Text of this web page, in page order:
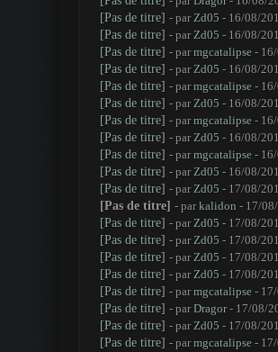
[Pas de titre] - parZd05 - 16/08/
[Pas de titre] - parZd05 - 16/08/
[Pas de titre] - parmgcatalipse- 16/
[Pas de titre] - parZd05 - 16/08/
[Pas de titre] - parmgcatalipse- 16/
[Pas de titre] - parZd05 - 16/08/
[Pas de titre] - parmgcatalipse- 16/
[Pas de titre] - parZd05 - 16/08/
[Pas de titre] - parmgcatalipse- 16/
[Pas de titre] - parZd05 - 16/08/
[Pas de titre] - parZd05 - 17/08/
[Pas de titre] - parkalidon - 17/
[Pas de titre] - parZd05 - 17/08/
[Pas de titre] - parZd05 - 17/08/
[Pas de titre] - parZd05 - 17/08/
[Pas de titre] - parZd05 - 17/08/
[Pas de titre] - parmgcatalipse- 17/
[Pas de titre] - parDragor- 17/08/
[Pas de titre] - parZd05 - 17/08/
[Pas de titre] - parmgcatalipse- 17/